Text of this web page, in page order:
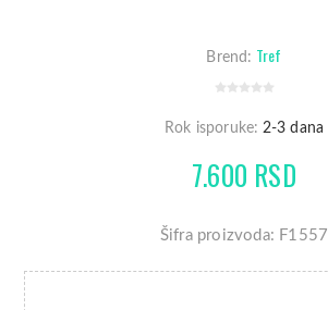
Brend: Tref
Rok isporuke: 2-3 dana
7.600 RSD
Šifra proizvoda: F1557